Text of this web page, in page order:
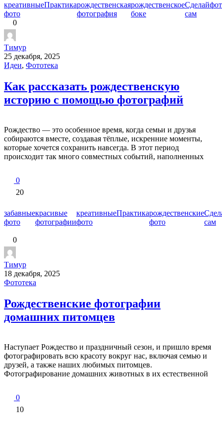
креативные
фото
Практикарождественская
фотография
рождественское
боке
Сделай
сам
0
Тимур
25 декабря, 2025
Идеи, Фототека
Как рассказать рождественскую
историю с помощью фотографий
Рождество — это особенное время, когда семьи и друзья
собираются вместе, создавая тёплые, искренние моменты,
которые хочется сохранить навсегда. В этот период
происходит так много совместных событий, наполненных
0
20
забавные
фото
красивые
фотографии
креативные
фото
Практикарождественские
фото
сам
0
Тимур
18 декабря, 2025
Фототека
Рождественские фотографии
домашних питомцев
Наступает Рождество и праздничный сезон, и пришло время
фотографировать всю красоту вокруг нас, включая семью и
друзей, а также наших любимых питомцев.
Фотографирование домашних животных в их естественной
0
10